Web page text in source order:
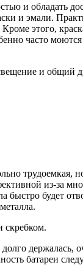
и обладать
и эмали.
этого,
часто
и общий
из-за
будет
скребком.
батареи